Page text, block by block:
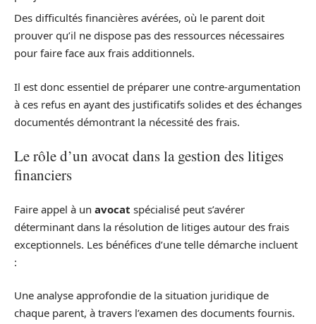
Des difficultés financières avérées, où le parent doit
prouver qu’il ne dispose pas des ressources nécessaires
pour faire face aux frais additionnels.
Il est donc essentiel de préparer une contre-argumentation
à ces refus en ayant des justificatifs solides et des échanges
documentés démontrant la nécessité des frais.
Le rôle d’un avocat dans la gestion des litiges
financiers
Faire appel à un avocat spécialisé peut s’avérer
déterminant dans la résolution de litiges autour des frais
exceptionnels. Les bénéfices d’une telle démarche incluent
:
Une analyse approfondie de la situation juridique de
chaque parent, à travers l’examen des documents fournis.